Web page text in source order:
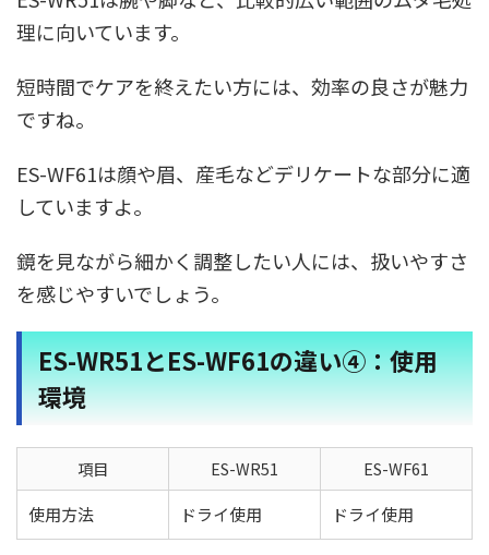
理に向いています。
短時間でケアを終えたい方には、効率の良さが魅力
ですね。
ES-WF61は顔や眉、産毛などデリケートな部分に適
していますよ。
鏡を見ながら細かく調整したい人には、扱いやすさ
を感じやすいでしょう。
ES-WR51とES-WF61の違い④：使用
環境
項目 ES-WR51
ES-WF61
使用方法
ドライ使用 ドライ使用